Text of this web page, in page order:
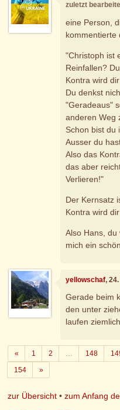
zuletzt
eine Person,
kommentierte
"Christoph ist
Reinfallen?
Kontra wird
Du denkst
"Geradeaus"
anderen Weg
Schon bist du
Ausser du
Also das
das aber
Verlieren!"
Der Kernsatz
Kontra wird
Also Hans,
mich ein
yellowschaf,
Gerade beim
den unter
laufen
«Zurück
1 2 … 148
154
»Weiter
zur Übersicht •zum Anfang